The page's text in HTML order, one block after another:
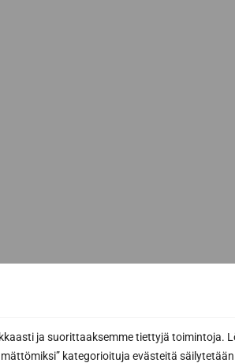
ja suorittaaksemme tiettyjä toimintoja.
kategorioituja evästeitä säilytetään